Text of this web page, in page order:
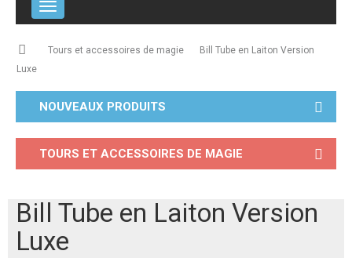
Navigation
bascule
Tours et accessoires de magie
Bill Tube en Laiton Version
Luxe
NOUVEAUX PRODUITS
TOURS ET ACCESSOIRES DE MAGIE
Bill Tube en Laiton Version
Luxe